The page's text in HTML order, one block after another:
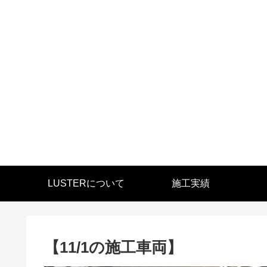
LUSTERについて 施工実績
【11/1の施工車両】